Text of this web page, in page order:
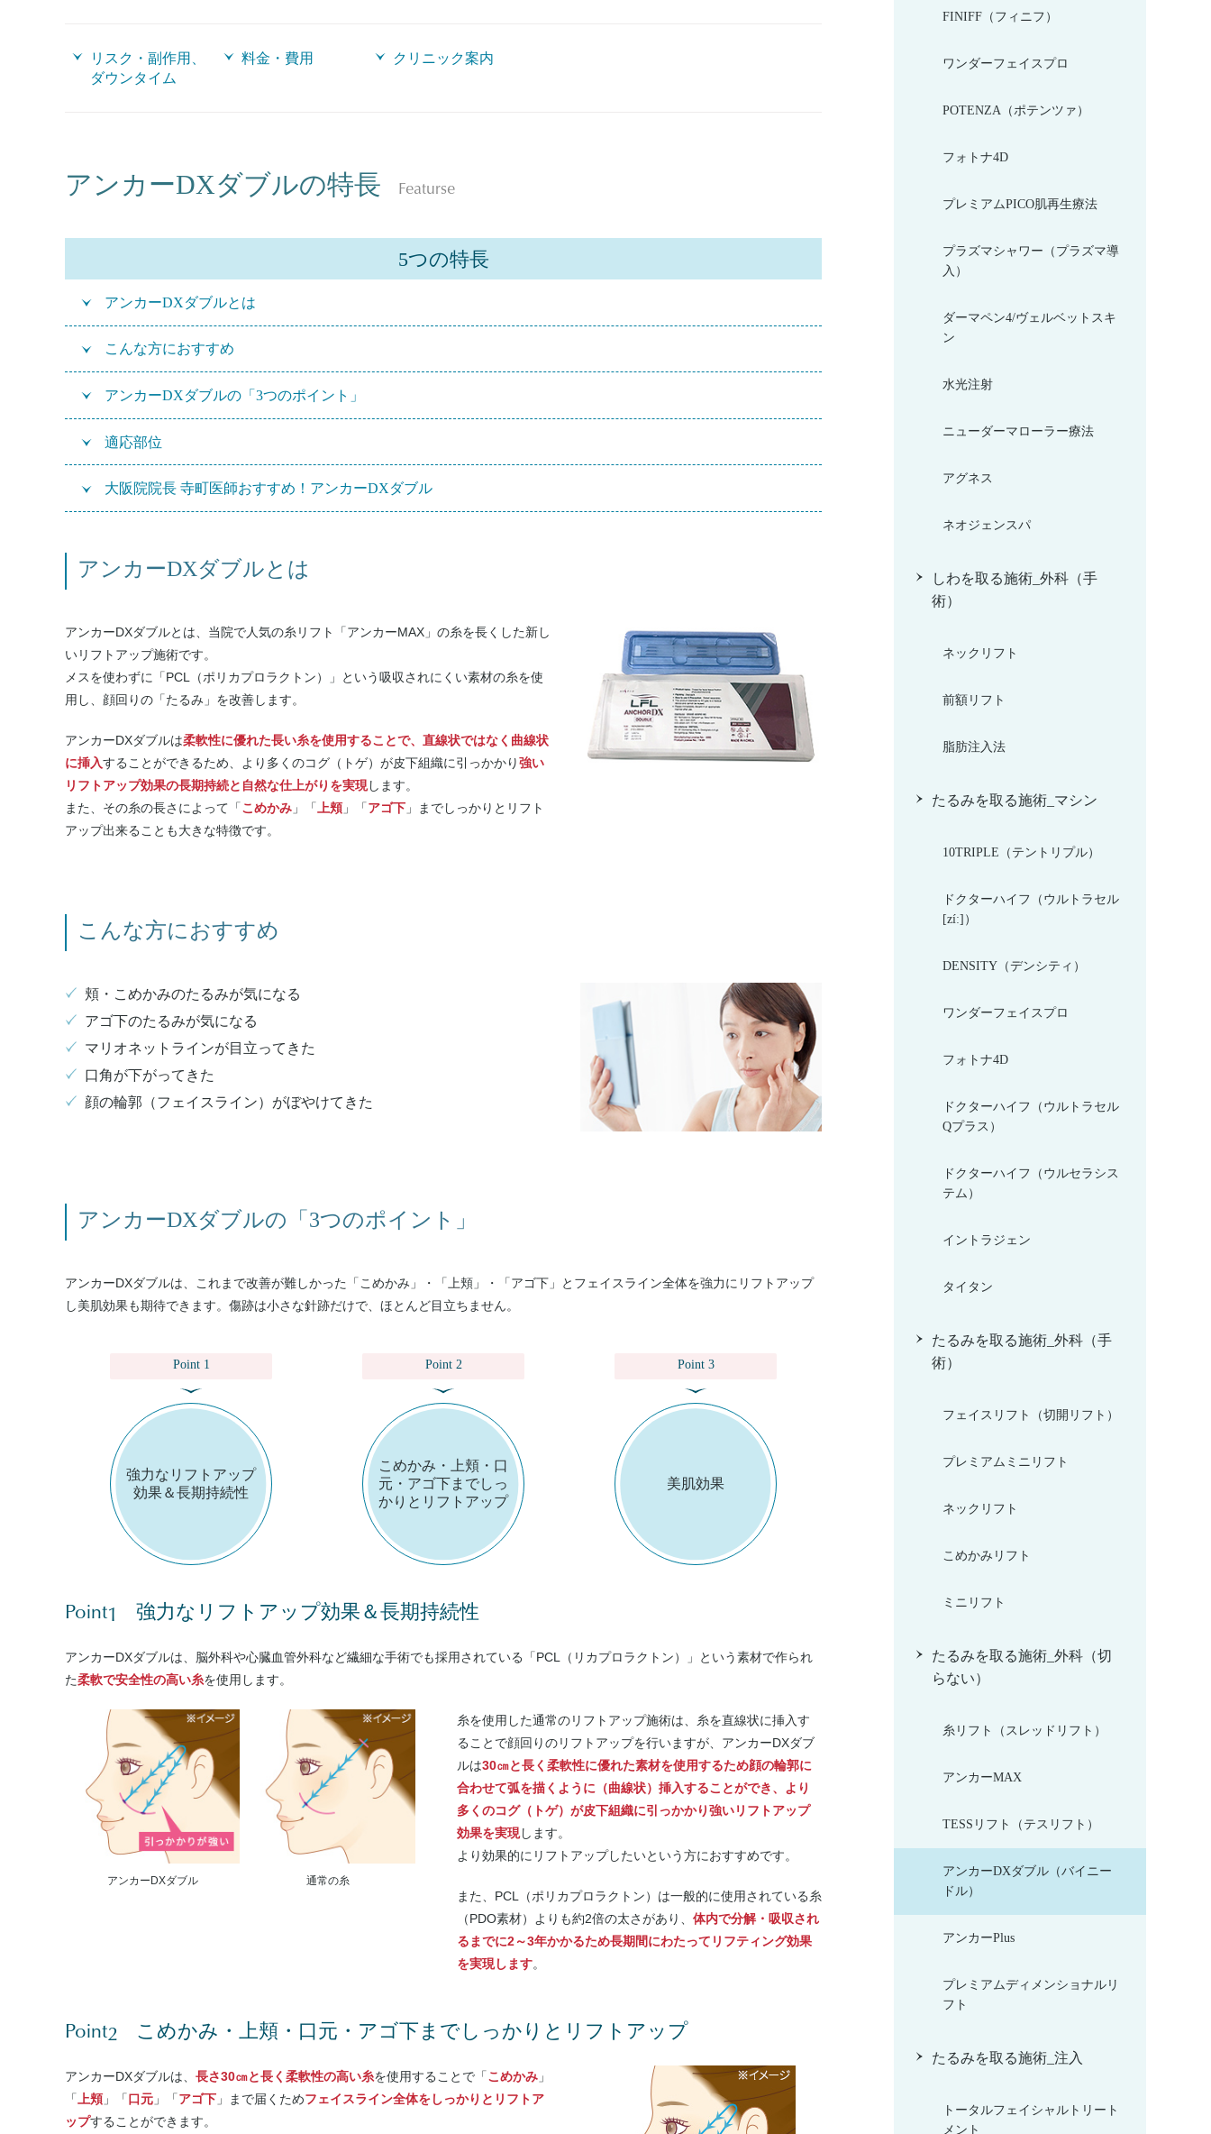
FINIFF（フィニフ）
ワンダーフェイスプロ
POTENZA（ポテンツァ）
フォトナ4D
プレミアムPICO肌再生療法
プラズマシャワー（プラズマ導
入）
ダーマペン4/ヴェルベットスキ
ン
水光注射
ニューダーマローラー療法
アグネス
ネオジェンスパ
しわを取る施術_外科（手
術）
ネックリフト
前額リフト
脂肪注入法
たるみを取る施術_マシン
10TRIPLE（テントリプル）
ドクターハイフ（ウルトラセル
[zíː]）
DENSITY（デンシティ）
ワンダーフェイスプロ
フォトナ4D
ドクターハイフ（ウルトラセル
Qプラス）
ドクターハイフ（ウルセラシス
テム）
イントラジェン
タイタン
たるみを取る施術_外科（手
術）
フェイスリフト（切開リフト）
プレミアムミニリフト
ネックリフト
こめかみリフト
ミニリフト
たるみを取る施術_外科（切
らない）
糸リフト（スレッドリフト）
アンカーMAX
TESSリフト（テスリフト）
アンカーDXダブル（バイニー
ドル）
アンカーPlus
プレミアムディメンショナルリ
フト
たるみを取る施術_注入
トータルフェイシャルトリート
メント
リスク・副作用、
ダウンタイム
料金・費用 クリニック案内
アンカーDXダブルの特長 Featurse
5つの特長
アンカーDXダブルとは
こんな方におすすめ
アンカーDXダブルの「3つのポイント」
適応部位
大阪院院長 寺町医師おすすめ！アンカーDXダブル
アンカーDXダブルとは
アンカーDXダブルとは、当院で人気の糸リフト「アンカーMAX」の糸を長くした新し
いリフトアップ施術です。
メスを使わずに「PCL（ポリカプロラクトン）」という吸収されにくい素材の糸を使
用し、顔回りの「たるみ」を改善します。
アンカーDXダブルは柔軟性に優れた長い糸を使用することで、直線状ではなく曲線状
に挿入することができるため、より多くのコグ（トゲ）が皮下組織に引っかかり強い
リフトアップ効果の長期持続と自然な仕上がりを実現します。
また、その糸の長さによって「こめかみ 」「 上頬」「アゴ下 」までしっかりとリフト
アップ出来ることも大きな特徴です。
こんな方におすすめ
頬・こめかみのたるみが気になる
アゴ下のたるみが気になる
マリオネットラインが目立ってきた
口角が下がってきた
顔の輪郭（フェイスライン）がぼやけてきた
アンカーDXダブルの「3つのポイント」
アンカーDXダブルは、これまで改善が難しかった「こめかみ」・「上頬」・「アゴ下」とフェイスライン全体を強力にリフトアップ
し美肌効果も期待できます。傷跡は小さな針跡だけで、ほとんど目立ちません。
Point 1
強力なリフトアップ
効果＆長期持続性
Point 2
こめかみ・上頬・口
元・アゴ下までしっ
かりとリフトアップ
Point 3
美肌効果
Point1 強力なリフトアップ効果＆長期持続性
アンカーDXダブルは、脳外科や心臓血管外科など繊細な手術でも採用されている「PCL（リカプロラクトン）」という素材で作られ
た柔軟で安全性の高い糸を使用します。
アンカーDXダブル 通常の糸
糸を使用した通常のリフトアップ施術は、糸を直線状に挿入す
ることで顔回りのリフトアップを行いますが、アンカーDXダブ
ルは30㎝と長く柔軟性に優れた素材を使用するため顔の輪郭に
合わせて弧を描くように（曲線状）挿入することができ、より
多くのコグ（トゲ）が皮下組織に引っかかり強いリフトアップ
効果を実現します。
より効果的にリフトアップしたいという方におすすめです。
また、PCL（ポリカプロラクトン）は一般的に使用されている糸
（PDO素材）よりも約2倍の太さがあり、 体内で分解・吸収され
るまでに2～3年かかるため長期間にわたってリフティング効果
を実現します。
Point2 こめかみ・上頬・口元・アゴ下までしっかりとリフトアップ
アンカーDXダブルは、 長さ30㎝と長く柔軟性の高い糸を使用することで「こめかみ 」
「上頬」「口元 」「アゴ下 」まで届くためフェイスライン全体をしっかりとリフトア
ップすることができます。